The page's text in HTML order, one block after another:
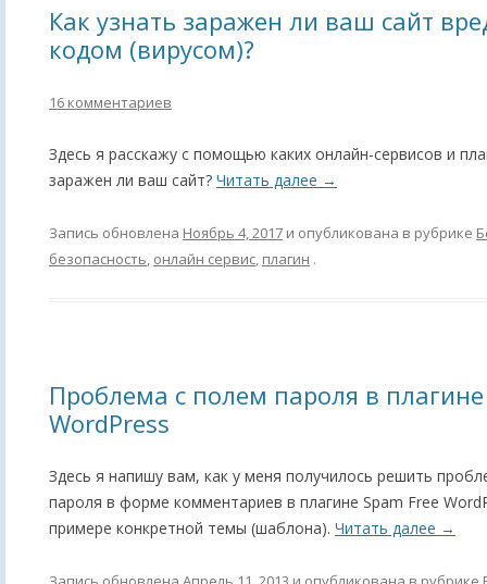
Как узнать заражен ли ваш сайт
кодом (вирусом)?
16 комментариев
Здесь я расскажу с помощью каких онлайн-сервисов и
заражен ли ваш сайт? Читать далее →
Запись обновлена Ноябрь 4, 2017 и опубликована в рубрике
безопасность онлайн сервис плагин .
Проблема с полем пароля в плагине
WordPress
Здесь я напишу вам, как у меня получилось решить
пароля в форме комментариев в плагине Spam Free
примере конкретной темы (шаблона). Читать далее →